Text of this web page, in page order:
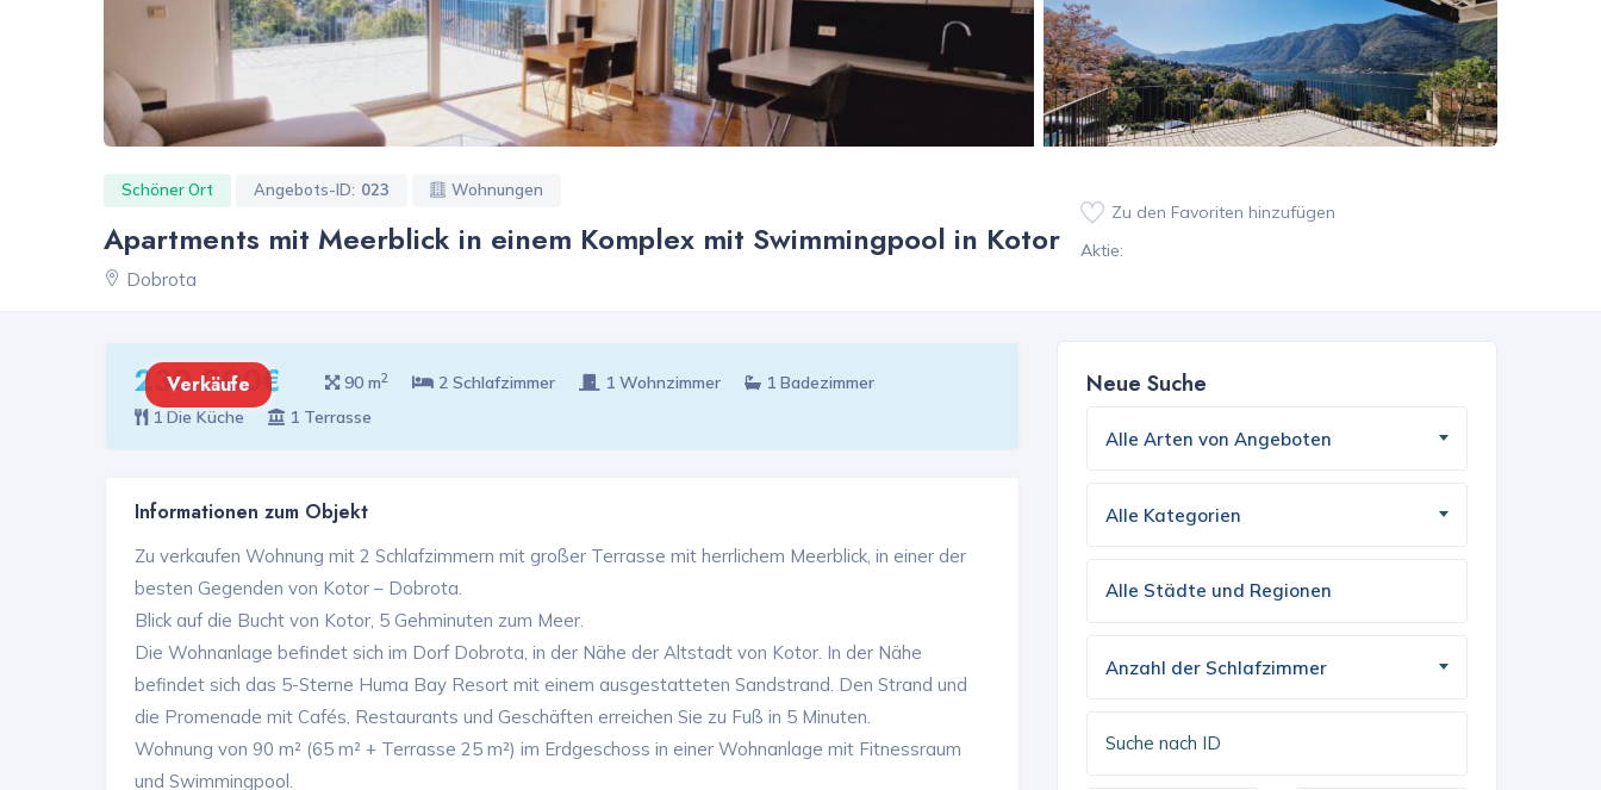
Schöner Ort Angebots-ID: 023 Wohnungen
Apartments mit Meerblick in einem Komplex mit Swimmingpool in Kotor
Dobrota
Zu den Favoriten hinzufügen
Aktie:
230 000€
Verkäufe 90 m2 2 Schlafzimmer 1 Wohnzimmer
1 Badezimmer
1 Die Küche
1 Terrasse
Informationen zum Objekt
Zu verkaufen Wohnung mit 2 Schlafzimmern mit großer Terrasse mit herrlichem Meerblick, in einer der
besten Gegenden von Kotor – Dobrota.
Blick auf die Bucht von Kotor, 5 Gehminuten zum Meer.
Die Wohnanlage befindet sich im Dorf Dobrota, in der Nähe der Altstadt von Kotor. In der Nähe
befindet sich das 5-Sterne Huma Bay Resort mit einem ausgestatteten Sandstrand. Den Strand und
die Promenade mit Cafés, Restaurants und Geschäften erreichen Sie zu Fuß in 5 Minuten.
Wohnung von 90 m² (65 m² + Terrasse 25 m²) im Erdgeschoss in einer Wohnanlage mit Fitnessraum
und Swimmingpool.
Neue Suche
Alle Arten von Angeboten
Alle Kategorien
Anzahl der Schlafzimmer